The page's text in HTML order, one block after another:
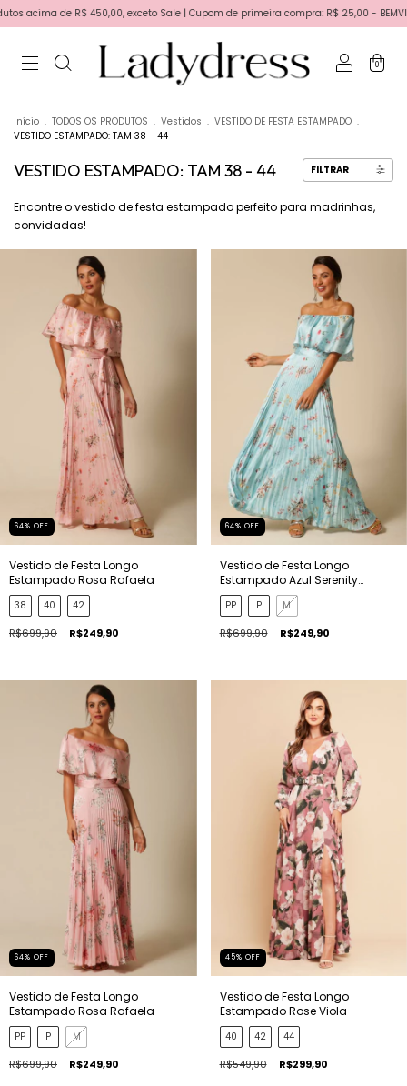
exceto Sale | Cupom de primeira compra: R$ 25,00 - BEMVINDA | Primeira
0
Início . TODOS OS PRODUTOS . Vestidos . VESTIDO DE FESTA ESTAMPADO .
VESTIDO ESTAMPADO: TAM 38 - 44
VESTIDO ESTAMPADO: TAM 38 - 44 FILTRAR
Encontre o vestido de festa estampado perfeito para madrinhas,
convidadas!
64% OFF
Vestido de Festa Longo
Estampado Rosa Rafaela
38 40 42
R$699,90 R$249,90
64% OFF
Vestido de Festa Longo
Estampado Azul Serenity
Rafaela
PP P M
R$699,90 R$249,90
64% OFF
Vestido de Festa Longo
Estampado Rosa Rafaela
PP P M
R$699,90 R$249,90
45% OFF
Vestido de Festa Longo
Estampado Rose Viola
40 42 44
R$549,90 R$299,90